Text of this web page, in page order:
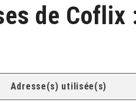
de Coflix
Adresse(s) utilisée(s)